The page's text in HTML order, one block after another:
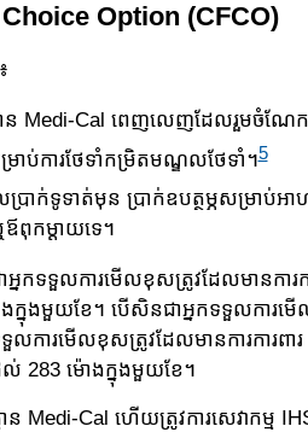
Option (CFCO)
ាន Medi-Cal ពេញលេញដែលរួមចំណែ
រាប់ការថែទាំកម្រិតមណ្ឌលថែទាំ។5
ប្រាក់ទូទាត់មុន ប្រាក់ឧបត្ថម្ភសម្រាប់​អ
ពុកម្ដាយទេ។
នកទទួលការមើលខុសត្រូវដែលមានការ​កា
ង​មួយ​ខែ។ បើសិនជាអ្នកទទួលការមើល
ល​ការមើលខុសត្រូវដែលមានការការពា
ល់ 283 ម៉ោង​ក្នុង​មួយខែ។
ន Medi-Cal ហើយត្រូវការសេវាកម្ម